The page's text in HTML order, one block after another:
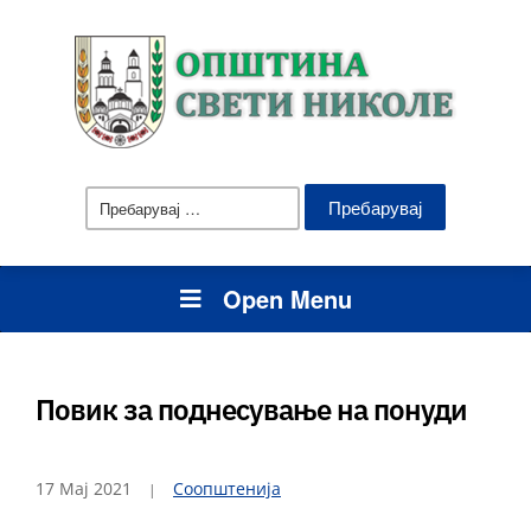
Пребарувај
за:
Open Menu
Повик за поднесување на понуди
17 Мај 2021 Соопштенија